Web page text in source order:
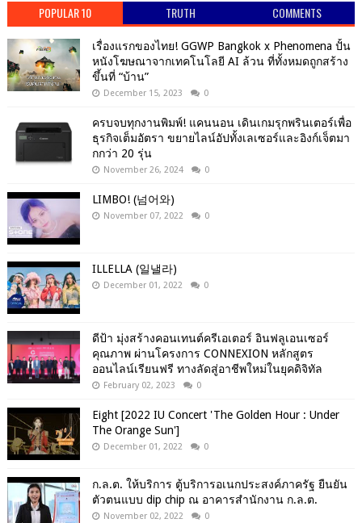
POPULAR 10 TRUTH COMMENTS
เรื่องแรกของไทย! GGWP Bangkok x Phenomena ปั้น
หนังโฆษณาจากเทคโนโลยี AI ล้วน ที่ทั้งหมดถูกสร้าง
ขึ้นที่ “บ้าน”
December 15, 2023 0
ครบจบทุกงานพิมพ์! แคนนอน เดินเกมรุกพรินเตอร์เพื่อ
ธุรกิจเต็มอัตรา ขยายไลน์อัปทั้งเลเซอร์และอิงก์เจ็ตมา
กกว่า 20 รุ่น
November 26, 2024 0
LIMBO! (넘어와)
November 07, 2022 0
ILLELLA (일낼라)
December 01, 2022 0
ดีป้า มุ่งสร้างคอนเทนต์ครีเอเตอร์ อินฟลูเอนเซอร์
คุณภาพ ผ่านโครงการ CONNEXION หลักสูตร
ออนไลน์เรียนฟรี ทางลัดสู่อาชีพใหม่ในยุคดิจิทัล
February 02, 2023 0
Eight [2022 IU Concert 'The Golden Hour : Under
The Orange Sun']
December 01, 2022 0
ก.ล.ต. ให้บริการ ตู้บริการอเนกประสงค์ภาครัฐ ยืนยัน
ตัวตนแบบ dip chip ณ อาคารสำนักงาน ก.ล.ต.
November 02, 2022 0